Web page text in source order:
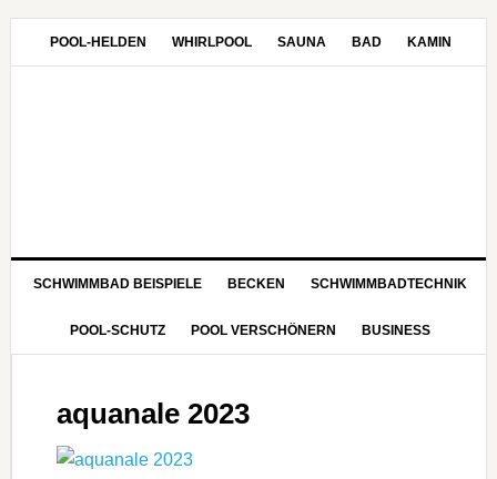
POOL-HELDEN WHIRLPOOL SAUNA BAD KAMIN
SCHWIMMBAD BEISPIELE BECKEN SCHWIMMBADTECHNIK
POOL-SCHUTZ POOL VERSCHÖNERN BUSINESS
aquanale 2023